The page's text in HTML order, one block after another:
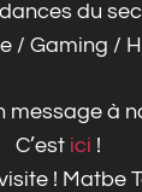
du
/ Gaming /
message à
C’est ici !
! Matbe